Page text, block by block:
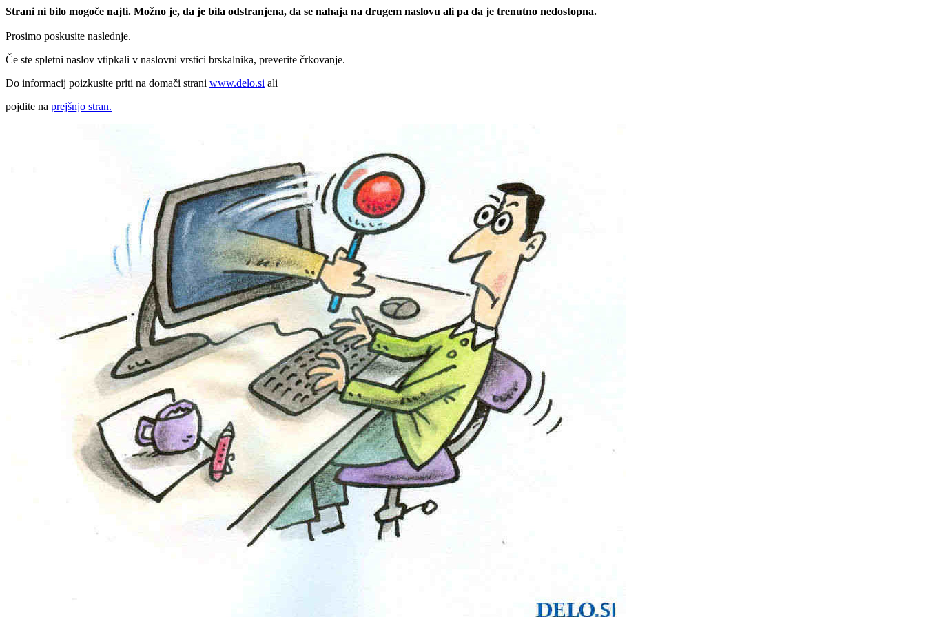
Strani ni bilo mogoče najti. Možno je, da je bila odstranjena, da se nahaja na drugem naslovu ali pa da je trenutno nedostopna.
Prosimo poskusite naslednje.
Če ste spletni naslov vtipkali v naslovni vrstici brskalnika, preverite črkovanje.
Do informacij poizkusite priti na domači strani www.delo.si ali
pojdite na prejšnjo stran.